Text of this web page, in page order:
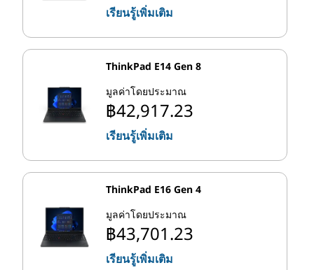
คุณต้องทราบด้วยว่า Intel อัปเดตตระกูล Core CPU ทุกสอง
สามคู่ ปีโดยการเปิดตัว "รุ่นใหม่" ของเทคโนโลยีโปรเซสเซอร์
และเนื่องจาก รุ่น (เช่น Intel 10พ รุ่นที่ 11 ของ Intel ฯลฯ) ทับ
ซ้อนกันคุณมักจะพบแล็ปท็อปหรือเดสก์ท็อป Core i3 และ Core
i5 จากรุ่นต่างๆที่มีจําหน่ายในเวลาเดียวกัน
สิ่งนี้หมายความว่าอย่างไรสําหรับผู้บริโภค? ประการแรกโดย
ทั่วไปตัวเลขที่สูงกว่า โปรเซสเซอร์หลักจะทํางานได้ดีกว่า
โปรเซสเซอร์ที่มีหมายเลขต่ํากว่า ประการที่สอง ด้วย
ครั้ง ประหยัดเงินหากชิปรุ่นเก่ามีสเปคที่คุณต้องการ
ทําไมต้องซื้อแล็ปท็อปหรือเดสก์ท็อป Intel
Core i3
เรียนรู้เพิ่มเติม
ThinkPad E14 Gen 8
มูลค่าโดยประมาณ
฿42,917.23
เรียนรู้เพิ่มเติม
ThinkPad E16 Gen 4
มูลค่าโดยประมาณ
฿43,701.23
เรียนรู้เพิ่มเติม